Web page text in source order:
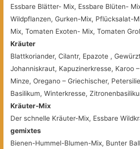
Essbare Blätter- Mix, Essbare Blüten-
Wildpflanzen, Gurken-Mix, Pflücksalat-
Mix, Tomaten Exoten- Mix, Tomaten
Kräuter
Blattkoriander, Cilantr, Epazote ,
Johanniskraut, Kapuzinerkresse, Karoo
Minze, Oregano – Griechischer,
Basilikum, Winterkresse,
Kräuter-Mix
Der schnelle Kräuter-Mix, Essbare
gemixtes
Bienen-Hummel-Blumen-Mix, Bunter